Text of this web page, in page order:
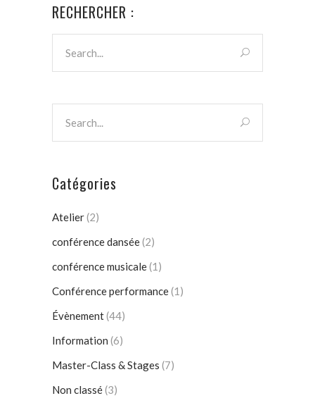
RECHERCHER :
Catégories
Atelier(2)
conférence dansée(2)
conférence musicale(1)
Conférence performance(1)
Évènement(44)
Information (6)
Master-Class & Stages (7)
Non classé(3)